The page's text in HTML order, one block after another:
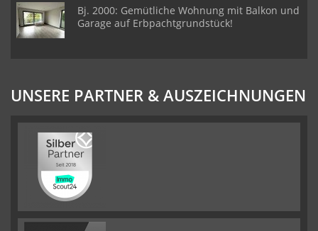
Bj. 2000: Gemütliche Wohnung mit Balkon und
Garage auf Erbpachtgrundstück!
UNSERE PARTNER & AUSZEICHNUNGEN